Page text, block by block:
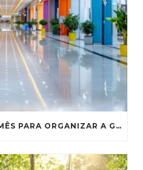
JANEIRO É O MELHOR MÊS PARA ORGANIZAR A GESTÃO DE RESÍDUOS DO SEU SHOPPING